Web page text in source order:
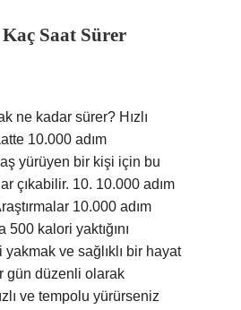
Saat Sürer
ne kadar sürer? Hızlı
10.000 adım
yürüyen bir kişi için bu
çıkabilir. 10. 10.000 adım
10.000 adım
500 kalori yaktığını
ve sağlıklı bir hayat
gün düzenli olarak
ve tempolu yürürseniz